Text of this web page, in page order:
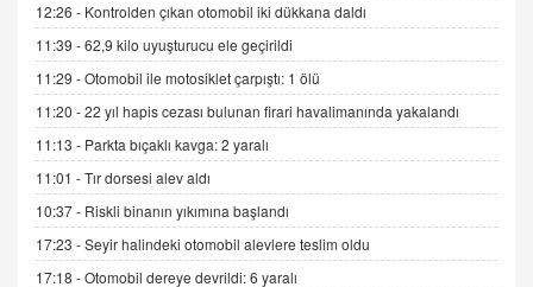
ADEM AKÖL
Esed Destekçilerinin Yüzüne Vurulan Şamar:
Sednaya
11.12.2024 12:30
DR. EKREM ASLAN
Gerçek Ne, Algı Ne? "Beraber Yürüyoruz"
Cümlesinin Peşinden
19.07.2025 12:45
GÖNÜL MENEKŞE
Şifacının Yolu
12:26 - Kontrolden çıkan otomobil iki dükkana daldı
11:39 -62,9 kilo uyuşturucu ele geçirildi
11:29 -Otomobil ile motosiklet çarpıştı: 1 ölü
11:20 -22 yıl hapis cezası bulunan firari havalimanında yakalandı
11:13 - Parkta bıçaklı kavga: 2 yaralı
11:01 -Tır dorsesi alev aldı
10:37 - Riskli binanın yıkımına başlandı
17:23 -Seyir halindeki otomobil alevlere teslim oldu
17:18 -Otomobil dereye devrildi: 6 yaralı